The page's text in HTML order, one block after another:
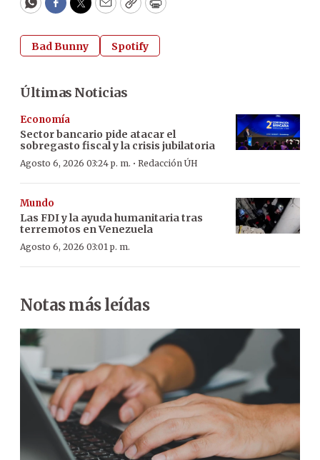
WhatsApp
Facebook
Twitter
EmailCopyPrint
Bad Bunny Spotify
Últimas Noticias
Economía
Sector bancario pide atacar el
sobregasto fiscal y la crisis jubilatoria
Agosto 6, 2026 03:24 p. m. · Redacción ÚH
Mundo
Las FDI y la ayuda humanitaria tras
terremotos en Venezuela
Agosto 6, 2026 03:01 p. m.
Notas más leídas